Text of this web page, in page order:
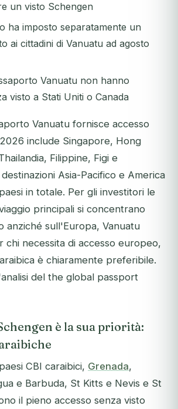
un visto Schengen
ha imposto separatamente un
ai cittadini di Vanuatu ad agosto
Vanuatu non hanno
visto a Stati Uniti o Canada
Vanuatu fornisce accesso
include Singapore, Hong
Filippine, Figi e
Asia-Pacifico e America
in totale. Per gli investitori le
principali si concentrano
anziché sull'Europa, Vanuatu
chi necessita di accesso europeo,
è chiaramente preferibile.
del the global passport
è la sua priorità:
CBI caraibici, Grenada,
e Barbuda, St Kitts e Nevis e St
il pieno accesso senza visto